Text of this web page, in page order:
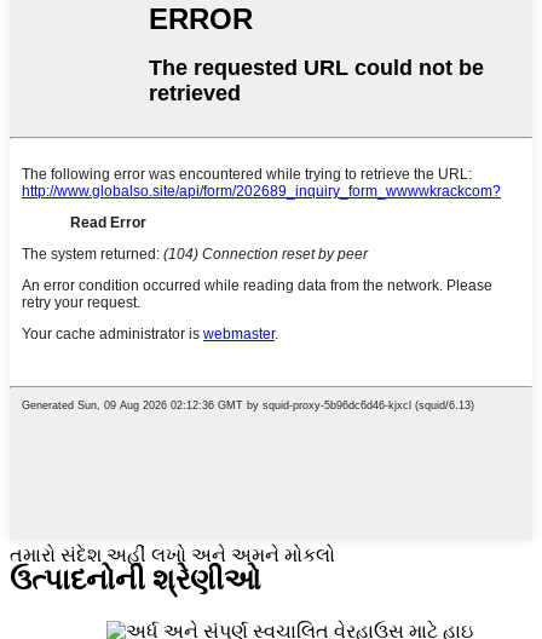
તમારો સંદેશ અહીં લખો અને અમને મોકલો
ઉત્પાદનોની શ્રેણીઓ